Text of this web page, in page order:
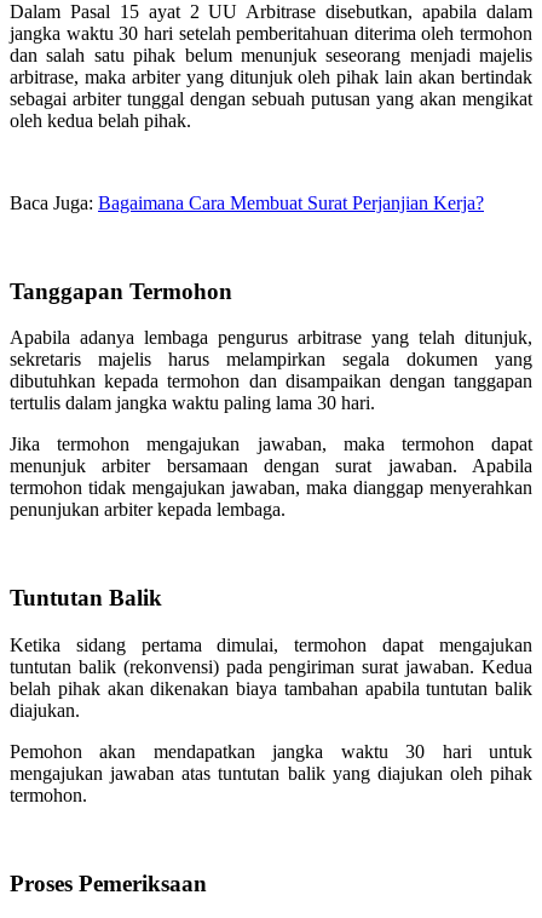
Dalam Pasal 15 ayat 2 UU Arbitrase disebutkan, apabila dalam
jangka waktu 30 hari setelah pemberitahuan diterima oleh termohon
dan salah satu pihak belum menunjuk seseorang menjadi majelis
arbitrase, maka arbiter yang ditunjuk oleh pihak lain akan bertindak
sebagai arbiter tunggal dengan sebuah putusan yang akan mengikat
oleh kedua belah pihak.
Baca Juga: Bagaimana Cara Membuat Surat Perjanjian Kerja?
Tanggapan Termohon
Apabila adanya lembaga pengurus arbitrase yang telah ditunjuk,
sekretaris majelis harus melampirkan segala dokumen yang
dibutuhkan kepada termohon dan disampaikan dengan tanggapan
tertulis dalam jangka waktu paling lama 30 hari.
Jika termohon mengajukan jawaban, maka termohon dapat
menunjuk arbiter bersamaan dengan surat jawaban. Apabila
termohon tidak mengajukan jawaban, maka dianggap menyerahkan
penunjukan arbiter kepada lembaga.
Tuntutan Balik
Ketika sidang pertama dimulai, termohon dapat mengajukan
tuntutan balik (rekonvensi) pada pengiriman surat jawaban. Kedua
belah pihak akan dikenakan biaya tambahan apabila tuntutan balik
diajukan.
Pemohon akan mendapatkan jangka waktu 30 hari untuk
mengajukan jawaban atas tuntutan balik yang diajukan oleh pihak
termohon.
Proses Pemeriksaan